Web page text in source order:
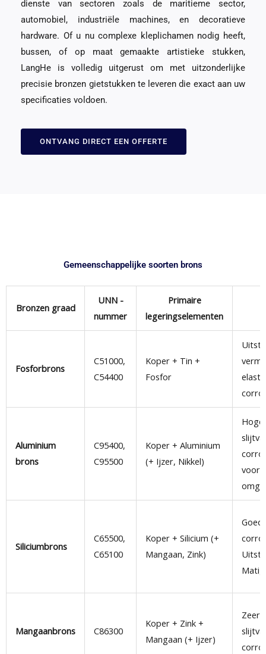
dienste van sectoren zoals de maritieme sector,
automobiel, industriële machines, en decoratieve
hardware. Of u nu complexe kleplichamen nodig heeft,
bussen, of op maat gemaakte artistieke stukken,
LangHe is volledig uitgerust om met uitzonderlijke
precisie bronzen gietstukken te leveren die exact aan uw
specificaties voldoen.
ONTVANG DIRECT EEN OFFERTE
Gemeenschappelijke soorten brons
Bronzen graad
UNN -
nummer
Primaire
legeringselementen
Fosforbrons
C51000,
C54400
Koper + Tin +
Fosfor
Aluminium
brons
C95400,
C95500
Koper + Aluminium
(+ Ijzer, Nikkel)
Siliciumbrons
C65500,
C65100
Koper + Silicium (+
Mangaan, Zink)
Mangaanbrons C86300
Koper + Zink +
Mangaan (+ Ijzer)
Zeer